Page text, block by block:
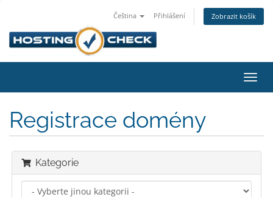
Čeština Přihlášení Zobrazit košík
Registrace domény
Kategorie